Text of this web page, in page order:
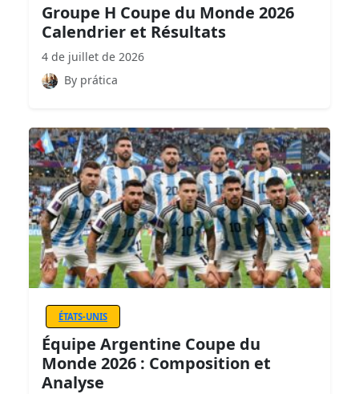
Groupe H Coupe du Monde 2026
Calendrier et Résultats
4 de juillet de 2026
By prática
ÉTATS-UNIS
Équipe Argentine Coupe du
Monde 2026 : Composition et
Analyse